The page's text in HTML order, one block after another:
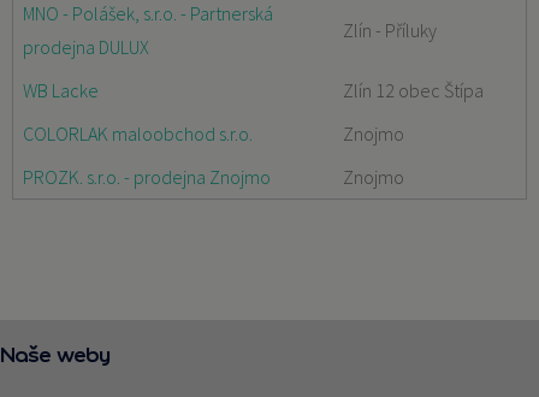
MNO - Polášek, s.r.o. - Partnerská
prodejna DULUX
Zlín - Příluky
WB Lacke
Zlín 12 obec Štípa
COLORLAK maloobchod s.r.o.
Znojmo
PROZK. s.r.o. - prodejna Znojmo
Znojmo
Naše weby